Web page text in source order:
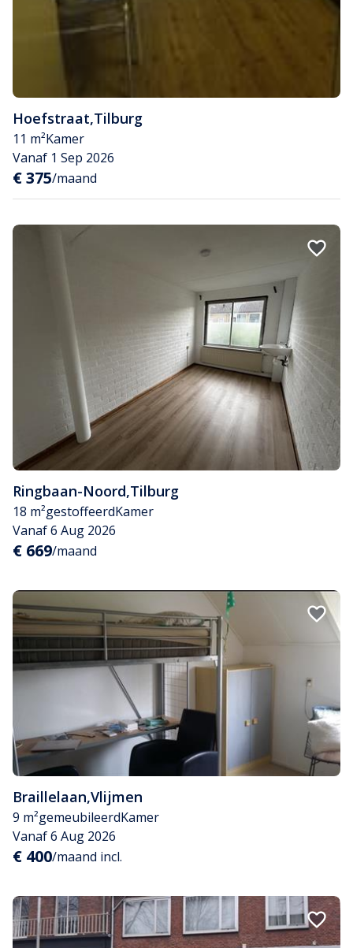
Hoefstraat,Tilburg
11 m²Kamer
Vanaf 1 Sep 2026
€ 375/maand
Ringbaan-Noord,Tilburg
18 m²gestoffeerdKamer
Vanaf 6 Aug 2026
€ 669/maand
Braillelaan,Vlijmen
9 m²gemeubileerdKamer
Vanaf 6 Aug 2026
€ 400/maand incl.